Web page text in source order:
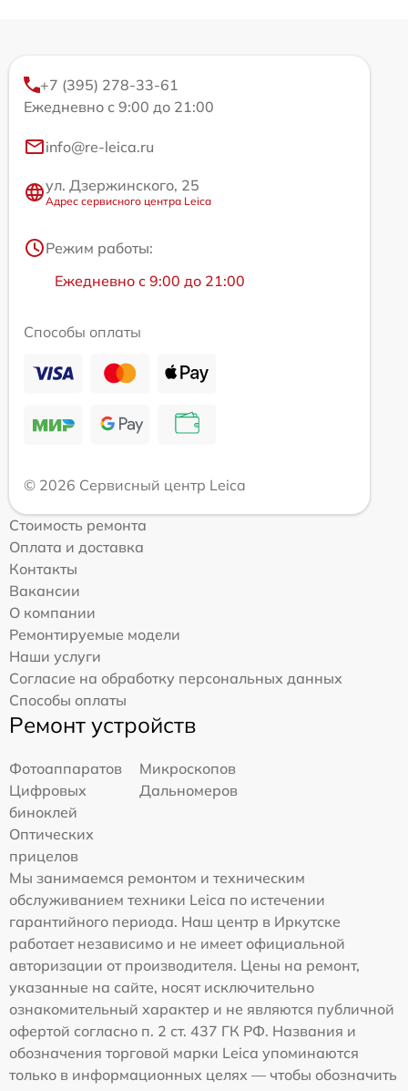
+7 (395) 278-33-61
Ежедневно с 9:00 до 21:00
info@re-leica.ru
ул. Дзержинского, 25
Адрес сервисного центра Leica
Режим работы:
Ежедневно с 9:00 до 21:00
Способы оплаты
© 2026 Сервисный центр Leica
Стоимость ремонта
Оплата и доставка
Контакты
Вакансии
О компании
Ремонтируемые модели
Наши услуги
Согласие на обработку персональных данных
Способы оплаты
Ремонт устройств
Фотоаппаратов
Микроскопов
Цифровых
биноклей
Дальномеров
Оптических
прицелов
Мы занимаемся ремонтом и техническим
обслуживанием техники Leica по истечении
гарантийного периода. Наш центр в Иркутске
работает независимо и не имеет официальной
авторизации от производителя. Цены на ремонт,
указанные на сайте, носят исключительно
ознакомительный характер и не являются публичной
офертой согласно п. 2 ст. 437 ГК РФ. Названия и
обозначения торговой марки Leica упоминаются
только в информационных целях — чтобы обозначить